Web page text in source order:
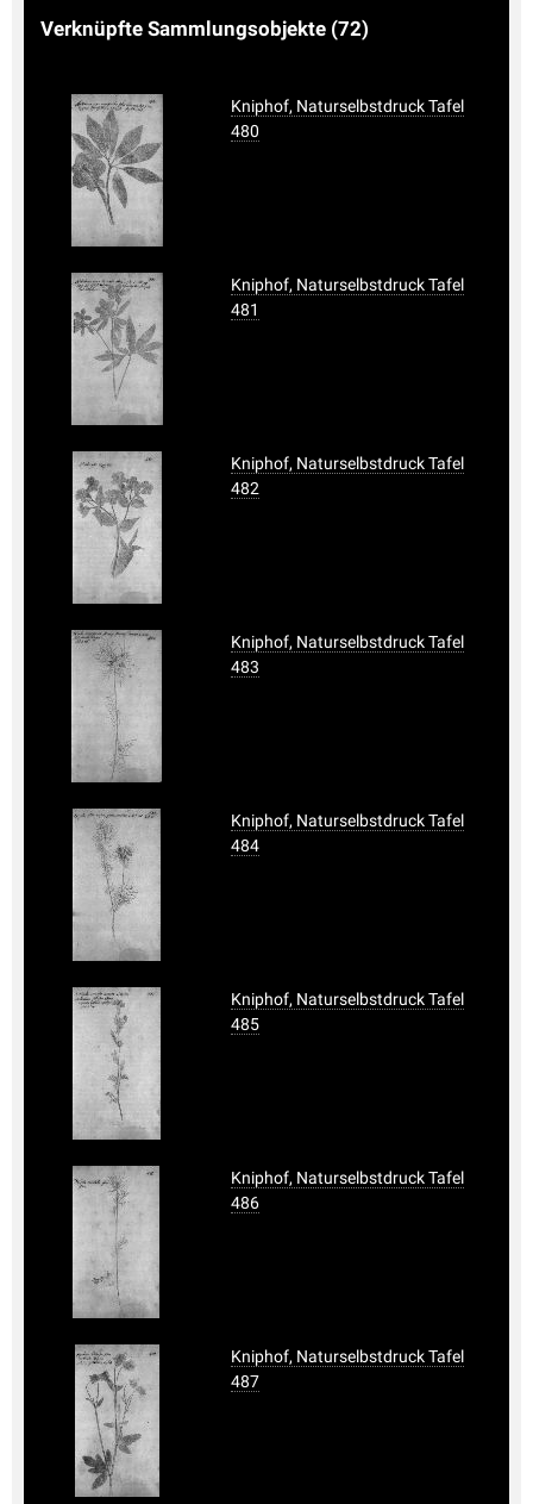
Verknüpfte Sammlungsobjekte (72)
Kniphof, Naturselbstdruck Tafel
480
Kniphof, Naturselbstdruck Tafel
481
Kniphof, Naturselbstdruck Tafel
482
Kniphof, Naturselbstdruck Tafel
483
Kniphof, Naturselbstdruck Tafel
484
Kniphof, Naturselbstdruck Tafel
485
Kniphof, Naturselbstdruck Tafel
486
Kniphof, Naturselbstdruck Tafel
487